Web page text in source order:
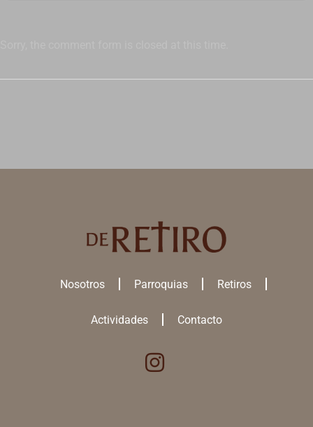
Nosotros Parroquias Retiros
Actividades Contacto